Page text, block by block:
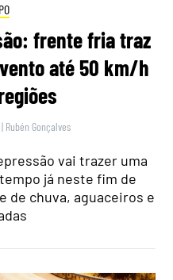
frente fria traz
até 50 km/h
| Rubén Gonçalves
vai trazer uma
já neste fim de
de chuva, aguaceiros e